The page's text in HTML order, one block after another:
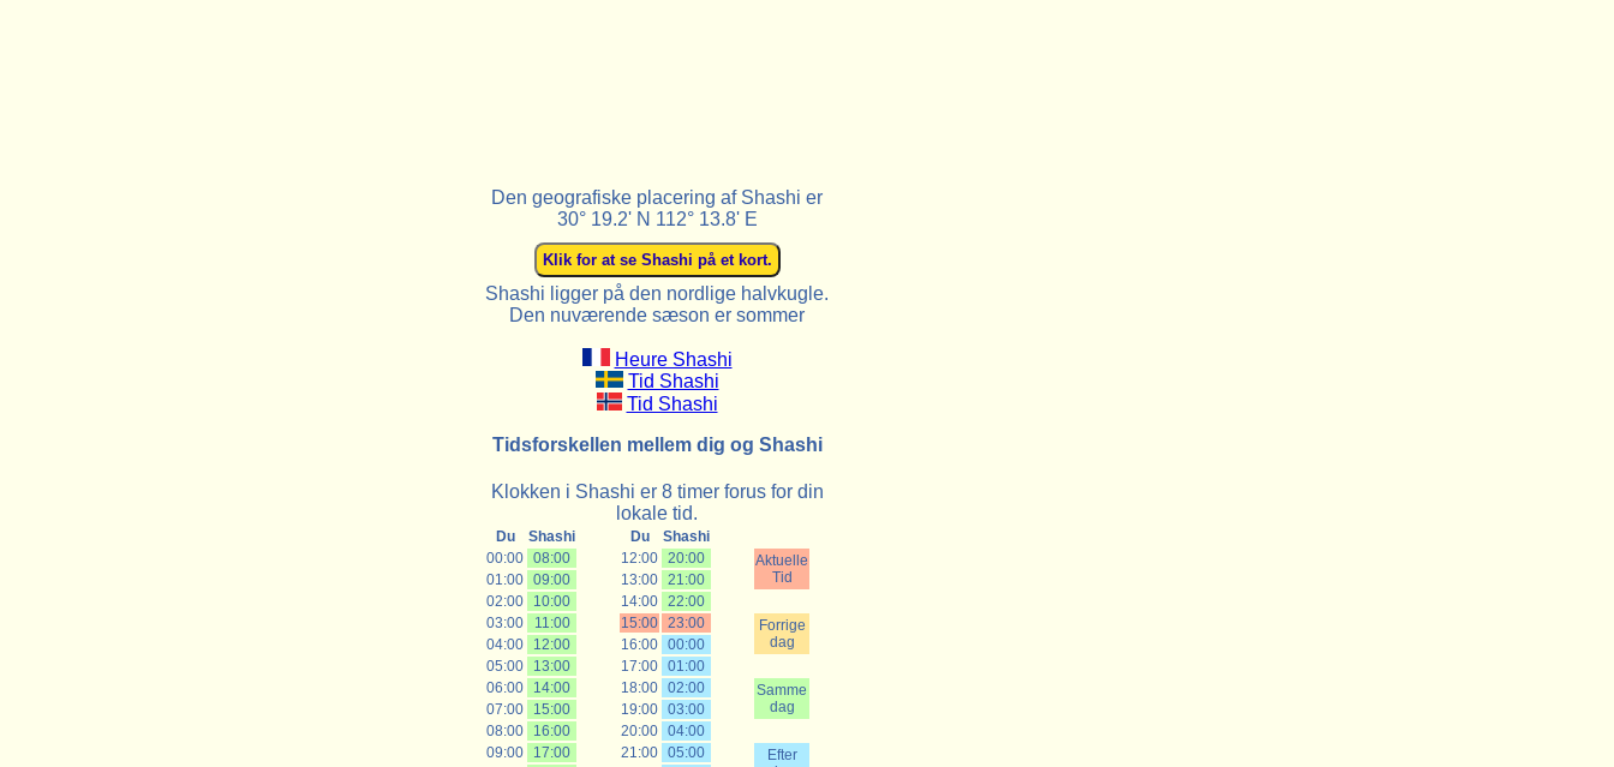
Den geografiske placering af Shashi er
30° 19.2' N 112° 13.8' E
Shashi ligger på den nordlige halvkugle.
Den nuværende sæson er sommer
Heure Shashi
Tid Shashi
Tid Shashi
Tidsforskellen mellem dig og Shashi
Klokken i Shashi er 8 timer forus for din
lokale tid.
Du Shashi Du
Shashi
00:00 08:00 12:00 20:00
Aktuelle
Tid
01:00 09:00 13:00 21:00
02:00
10:00 14:00 22:00
03:00
11:00 15:00 23:00
Forrige
dag
04:00 12:00 16:00 00:00
05:00
13:00 17:00 01:00
06:00
14:00 18:00 02:00
Samme
dag
07:00 15:00 19:00 03:00
08:00
16:00 20:00 04:00
09:00
17:00 21:00 05:00
Efter